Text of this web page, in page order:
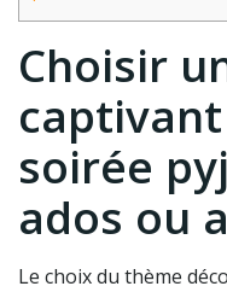
Choisir
soirée
ados ou
Le choix du thème